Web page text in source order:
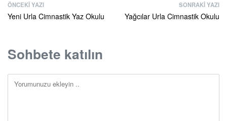
ÖNCEKI YAZI
Yeni Urla Cimnastik Yaz Okulu
SONRAKI YAZI
Yağcılar Urla Cimnastik Okulu
Sohbete katılın